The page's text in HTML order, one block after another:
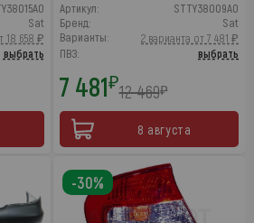
Sat
18 658 ₽
выбрать
Артикул:
STTY38009A0
Бренд:
Sat
Варианты:
2 варианта от 7 481 ₽
ПВЗ:
выбрать
7 481₽12 469₽
8 августа
-30%